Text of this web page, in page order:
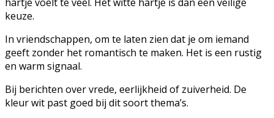
keuze.
In vriendschappen, om te laten zien dat je om iemand
geeft zonder het romantisch te maken. Het is een rustig
en warm signaal.
Bij berichten over vrede, eerlijkheid of zuiverheid. De
kleur wit past goed bij dit soort thema’s.